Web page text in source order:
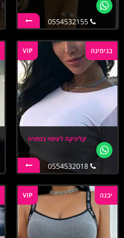
0554532155
VIP בנימינה
קליניקה לעיסוי בנתניה
0554532018
VIP יבנה